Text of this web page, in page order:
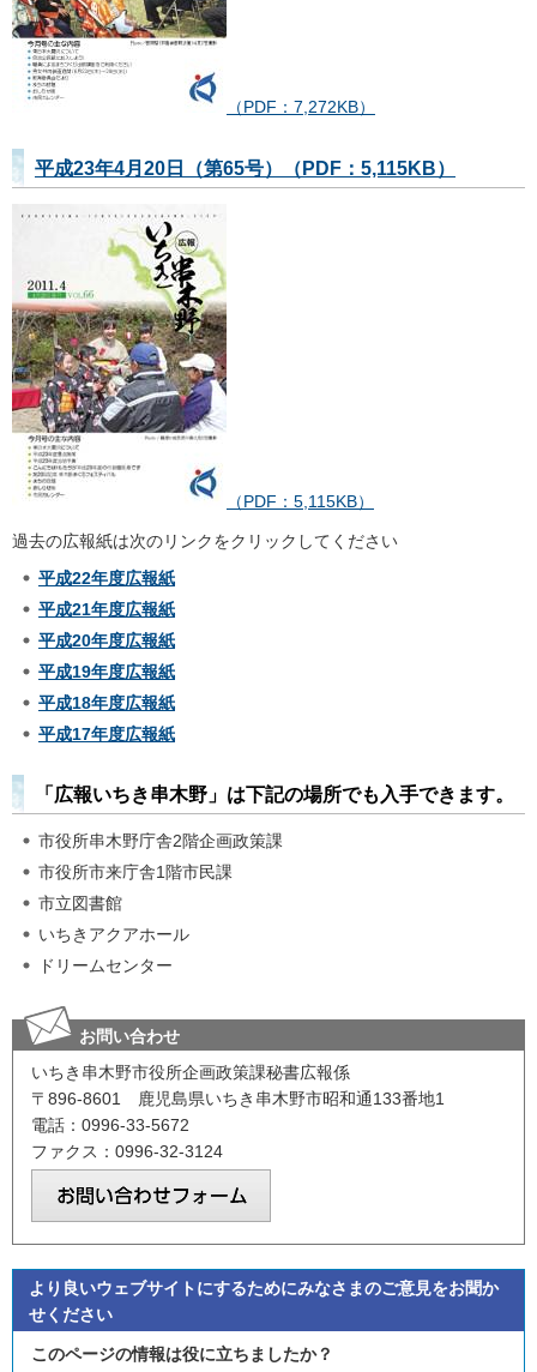
（PDF：7,272KB）
平成23年4月20日（第65号）（PDF：5,115KB）
（PDF：5,115KB）
過去の広報紙は次のリンクをクリックしてください
平成22年度広報紙
平成21年度広報紙
平成20年度広報紙
平成19年度広報紙
平成18年度広報紙
平成17年度広報紙
「広報いちき串木野」は下記の場所でも入手できます。
市役所串木野庁舎2階企画政策課
市役所市来庁舎1階市民課
市立図書館
いちきアクアホール
ドリームセンター
お問い合わせ
いちき串木野市役所企画政策課秘書広報係
〒896-8601 鹿児島県いちき串木野市昭和通133番地1
電話：0996-33-5672
ファクス：0996-32-3124
より良いウェブサイトにするためにみなさまのご意見をお聞か
せください
このページの情報は役に立ちましたか？